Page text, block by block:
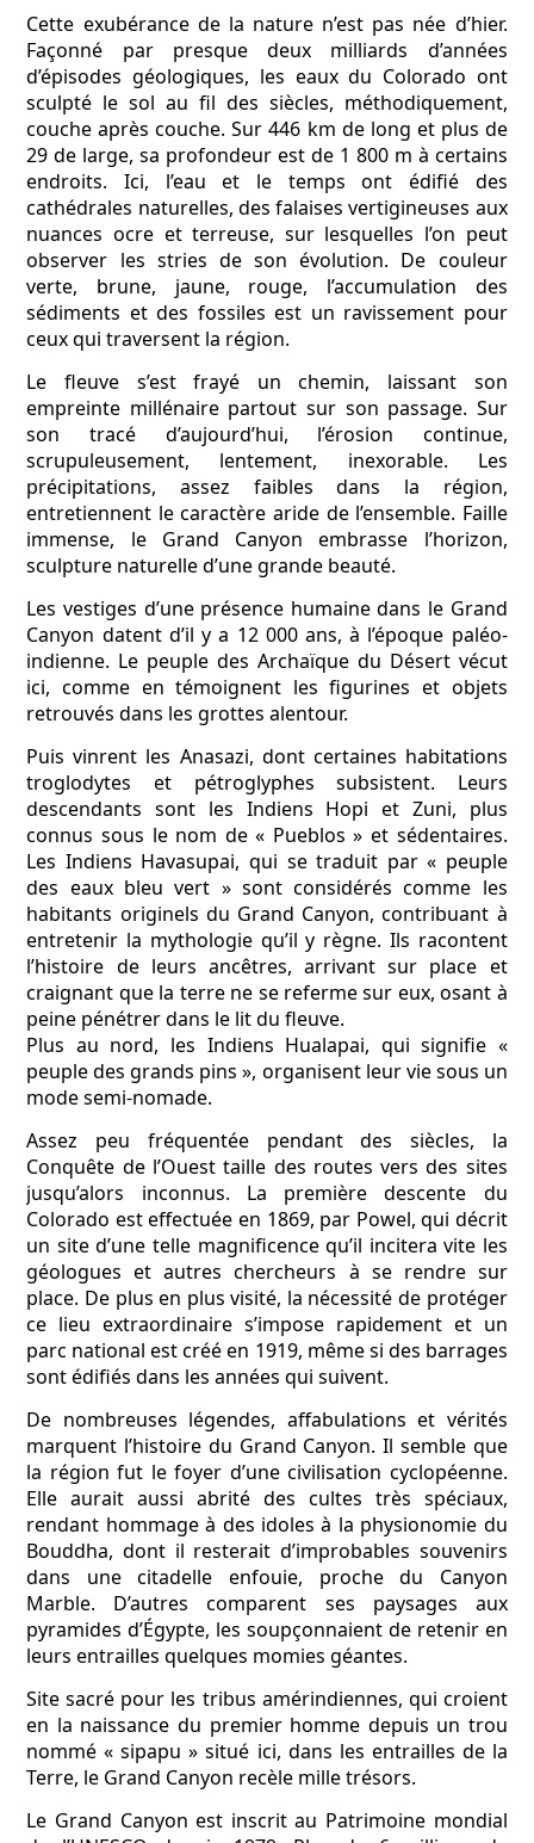
Cette exubérance de la nature n’est pas née d’hier.
Façonné par presque deux milliards d’années
d’épisodes géologiques, les eaux du Colorado ont
sculpté le sol au fil des siècles, méthodiquement,
couche après couche. Sur 446 km de long et plus de
29 de large, sa profondeur est de 1 800 m à certains
endroits. Ici, l’eau et le temps ont édifié des
cathédrales naturelles, des falaises vertigineuses aux
nuances ocre et terreuse, sur lesquelles l’on peut
observer les stries de son évolution. De couleur
verte, brune, jaune, rouge, l’accumulation des
sédiments et des fossiles est un ravissement pour
ceux qui traversent la région.
Le fleuve s’est frayé un chemin, laissant son
empreinte millénaire partout sur son passage. Sur
son tracé d’aujourd’hui, l’érosion continue,
scrupuleusement, lentement, inexorable. Les
précipitations, assez faibles dans la région,
entretiennent le caractère aride de l’ensemble. Faille
immense, le Grand Canyon embrasse l’horizon,
sculpture naturelle d’une grande beauté.
Les vestiges d’une présence humaine dans le Grand
Canyon datent d’il y a 12 000 ans, à l’époque paléo-
indienne. Le peuple des Archaïque du Désert vécut
ici, comme en témoignent les figurines et objets
retrouvés dans les grottes alentour.
Puis vinrent les Anasazi, dont certaines habitations
troglodytes et pétroglyphes subsistent. Leurs
descendants sont les Indiens Hopi et Zuni, plus
connus sous le nom de « Pueblos » et sédentaires.
Les Indiens Havasupai, qui se traduit par « peuple
des eaux bleu vert » sont considérés comme les
habitants originels du Grand Canyon, contribuant à
entretenir la mythologie qu’il y règne. Ils racontent
l’histoire de leurs ancêtres, arrivant sur place et
craignant que la terre ne se referme sur eux, osant à
peine pénétrer dans le lit du fleuve.
Plus au nord, les Indiens Hualapai, qui signifie «
peuple des grands pins », organisent leur vie sous un
mode semi-nomade.
Assez peu fréquentée pendant des siècles, la
Conquête de l’Ouest taille des routes vers des sites
jusqu’alors inconnus. La première descente du
Colorado est effectuée en 1869, par Powel, qui décrit
un site d’une telle magnificence qu’il incitera vite les
géologues et autres chercheurs à se rendre sur
place. De plus en plus visité, la nécessité de protéger
ce lieu extraordinaire s’impose rapidement et un
parc national est créé en 1919, même si des barrages
sont édifiés dans les années qui suivent.
De nombreuses légendes, affabulations et vérités
marquent l’histoire du Grand Canyon. Il semble que
la région fut le foyer d’une civilisation cyclopéenne.
Elle aurait aussi abrité des cultes très spéciaux,
rendant hommage à des idoles à la physionomie du
Bouddha, dont il resterait d’improbables souvenirs
dans une citadelle enfouie, proche du Canyon
Marble. D’autres comparent ses paysages aux
pyramides d’Égypte, les soupçonnaient de retenir en
leurs entrailles quelques momies géantes.
Site sacré pour les tribus amérindiennes, qui croient
en la naissance du premier homme depuis un trou
nommé « sipapu » situé ici, dans les entrailles de la
Terre, le Grand Canyon recèle mille trésors.
Le Grand Canyon est inscrit au Patrimoine mondial